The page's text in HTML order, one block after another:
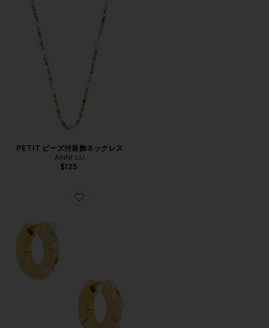
PETIT ビーズ付装飾ネックレス
ANNI LU
$125
Favorite GEM フープイヤリング